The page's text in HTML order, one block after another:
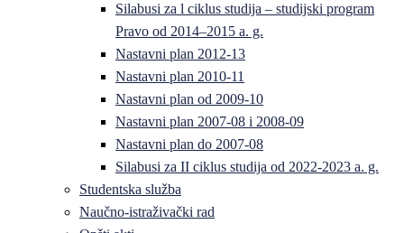
Silabusi za l ciklus studija – studijski program
Pravo od 2014–2015 a. g.
Nastavni plan 2012-13
Nastavni plan 2010-11
Nastavni plan od 2009-10
Nastavni plan 2007-08 i 2008-09
Nastavni plan do 2007-08
Silabusi za II ciklus studija od 2022-2023 a. g.
Studentska služba
Naučno-istraživački rad